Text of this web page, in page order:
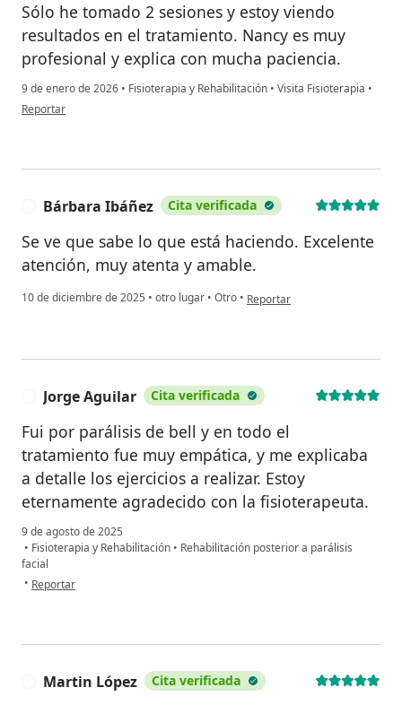
Sólo he tomado 2 sesiones y estoy viendo
resultados en el tratamiento. Nancy es muy
profesional y explica con mucha paciencia.
9 de enero de 2026 • Fisioterapia y Rehabilitación • Visita Fisioterapia •
en opinión del usuario Paulina
Reportar
Bárbara Ibáñez Cita verificada
Se ve que sabe lo que está haciendo. Excelente
atención, muy atenta y amable.
10 de diciembre de 2025 • otro lugar • Otro • en opinión del usuario
Reportar
Jorge Aguilar Cita verificada
Fui por parálisis de bell y en todo el
tratamiento fue muy empática, y me explicaba
a detalle los ejercicios a realizar. Estoy
eternamente agradecido con la fisioterapeuta.
9 de agosto de 2025
• Fisioterapia y Rehabilitación • Rehabilitación posterior a parálisis
facial
• en opinión del usuario Jorge Aguilar
Reportar
Martin López Cita verificada